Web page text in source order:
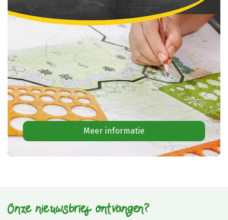
Meer informatie
Onze nieuwsbrief ontvangen?